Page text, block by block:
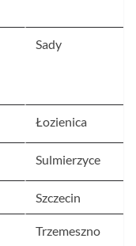
Sady
Łozienica
Sulmierzyce
Szczecin
Trzemeszno